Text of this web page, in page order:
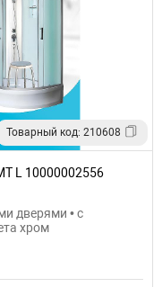
Товарный код: 210608
L 10000002556
дверями • с
хром